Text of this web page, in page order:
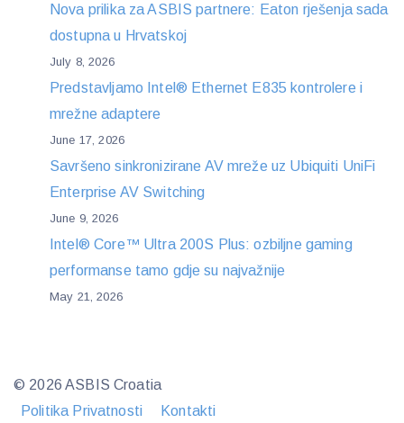
Nova prilika za ASBIS partnere: Eaton rješenja sada
dostupna u Hrvatskoj
July 8, 2026
Predstavljamo Intel® Ethernet E835 kontrolere i
mrežne adaptere
June 17, 2026
Savršeno sinkronizirane AV mreže uz Ubiquiti UniFi
Enterprise AV Switching
June 9, 2026
Intel® Core™ Ultra 200S Plus: ozbiljne gaming
performanse tamo gdje su najvažnije
May 21, 2026
© 2026 ASBIS Croatia
Politika Privatnosti
Kontakti